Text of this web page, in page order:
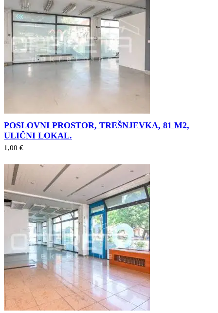
POSLOVNI PROSTOR, TREŠNJEVKA, 81 M2,
ULIČNI LOKAL.
1,00 €